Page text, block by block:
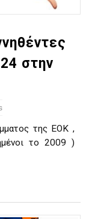
στην
της ΕΟΚ ,
το 2009 )